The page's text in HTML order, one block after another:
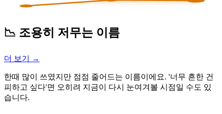
📉 조용히 저무는 이름
더 보기 →
한때 많이 쓰였지만 점점 줄어드는 이름이에요. '너무 흔한 건
피하고 싶다'면 오히려 지금이 다시 눈여겨볼 시점일 수도 있
습니다.